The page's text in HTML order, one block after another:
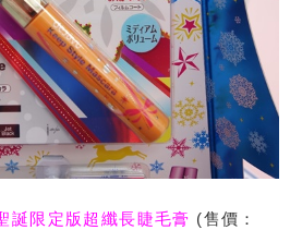
誕限定版超纖長睫毛膏 (售價：